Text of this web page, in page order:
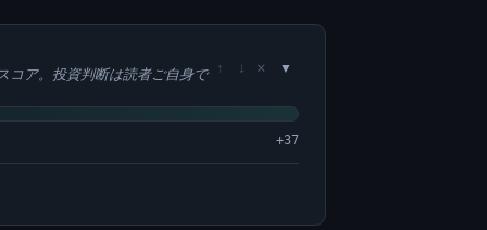
コア。投資判断は読者ご自身で ↑ ↓ ×
+37